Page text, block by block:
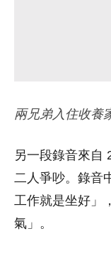
兩兄弟入住收養
另一段錄音來自
二人爭吵。錄音
工作就是坐好」
氣」。